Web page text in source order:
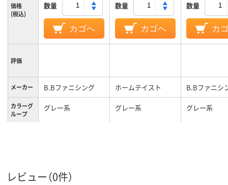
価格
(税込)
数量
カゴへ
数量
カゴへ
数量
カ
評価
メーカー B.Bファニシング ホームテイスト B.Bファニシ
カラーグ
ループ
グレー系 グレー系 グレー系
レビュー（0件）